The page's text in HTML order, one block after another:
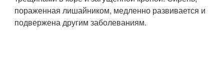
пораженная лишайником, медленно развивается и
подвержена другим заболеваниям.